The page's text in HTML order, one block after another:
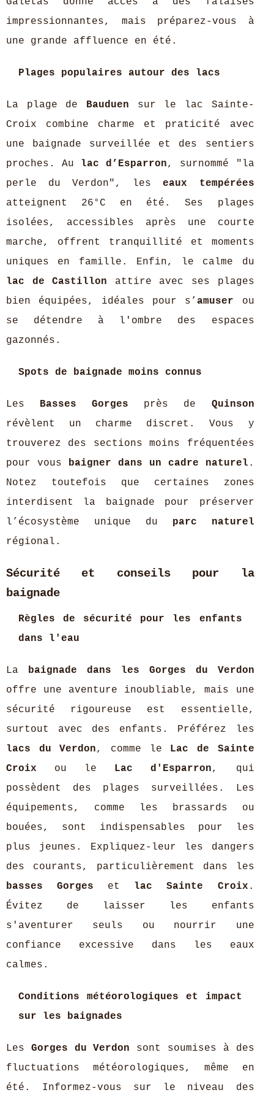
impressionnantes, mais préparez-vous à
une grande affluence en été.
Plages populaires autour des lacs
La plage de Bauduen sur le lac Sainte-
Croix combine charme et praticité avec
une baignade surveillée et des sentiers
proches. Au lac d’Esparron, surnommé "la
perle du Verdon", leseaux tempérées
atteignent 26°C en été. Ses plages
isolées, accessibles après une courte
marche, offrent tranquillité et moments
uniques en famille. Enfin, le calme du
lac de Castillon attire avec ses plages
bien équipées, idéales pour s’amuser ou
se détendre à l'ombre des espaces
gazonnés.
Spots de baignade moins connus
Les Basses Gorges près de Quinson
révèlent un charme discret. Vous y
trouverez des sections moins fréquentées
pour vous baigner dans un cadre naturel .
Notez toutefois que certaines zones
interdisent la baignade pour préserver
l’écosystème unique du parc naturel
régional.
Sécurité et conseils pour la
baignade
Règles de sécurité pour les enfants
dans l'eau
La baignade dans les Gorges du Verdon
offre une aventure inoubliable, mais une
sécurité rigoureuse est essentielle,
surtout avec des enfants. Préférez les
lacs du Verdon, comme le Lac de Sainte
Croix ou le Lac d'Esparron, qui
possèdent des plages surveillées. Les
équipements, comme les brassards ou
bouées, sont indispensables pour les
plus jeunes. Expliquez-leur les dangers
des courants, particulièrement dans les
basses Gorges et lac Sainte Croix .
Évitez de laisser les enfants
s'aventurer seuls ou nourrir une
confiance excessive dans les eaux
calmes.
Conditions météorologiques et impact
sur les baignades
Les Gorges du Verdon sont soumises à des
fluctuations météorologiques, même en
été. Informez-vous sur le niveau des